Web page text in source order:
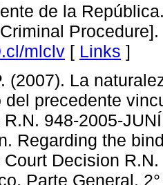
de la
mlclv [ Links ]
(2007). La
del precedente
R.N. 948-2005-
Regarding the
Court Decision
Parte General,